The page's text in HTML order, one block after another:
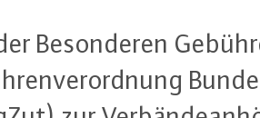
Be­son­de­ren